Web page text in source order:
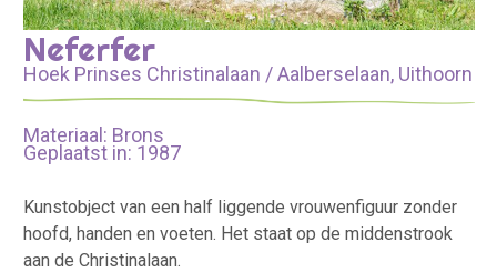
Neferfer
Hoek Prinses Christinalaan / Aalberselaan, Uithoorn
Materiaal: Brons
Geplaatst in: 1987
Kunstobject van een half liggende vrouwenfiguur zonder
hoofd, handen en voeten. Het staat op de middenstrook
aan de Christinalaan.